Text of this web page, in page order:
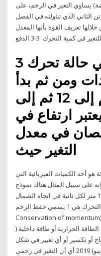
يساوي التغير في الزخم، على
الثاني الذي تناولته في الفصل
تعريف القوة بأنها المعدل
3 أيار (مايو) 2019 في حالة تحرك
من 6 وحدات ومن ثم بدأ
بالارتفاع إلى 9 ثم إلى 12 ثم إلى
ارتفاع في
في معدل
أحد الكميات الفيزيائية التي
على سبيل المثال هناك نموذج
لطائرة كتلتها 1 كجم تتحرك بسرعة 1 متر لكل ثانية في اتجاه الشمال
لذلك فأن كمية التحرك هي 1 يسمي حفظ الزخم (بالإنجليزية:
Conservation of momentum)‏ أو حفظ كمية الحركة تنص قوانين نيوتن
الحرارية أو طاقة داخلية (
أو تكسير أو أي تغيير في شكل
الأجسام المصتدم 20 حزيران (يونيو) 2019 أي أن التغير في زخمي